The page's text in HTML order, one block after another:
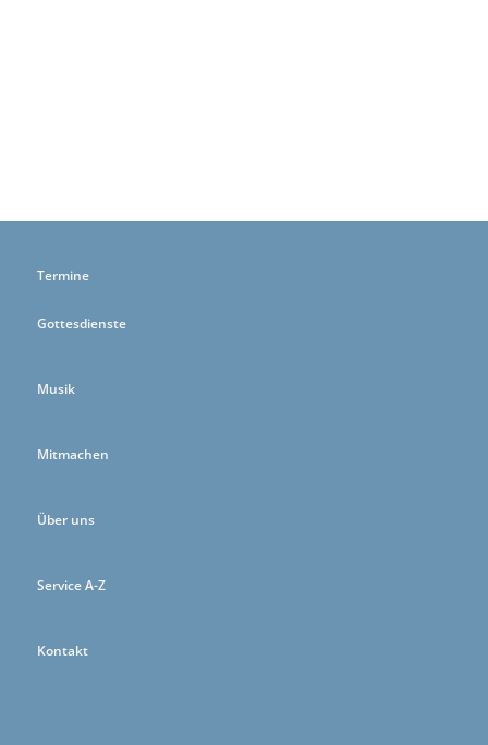
Termine
Gottesdienste
Musik
Mitmachen
Über uns
Service A-Z
Kontakt